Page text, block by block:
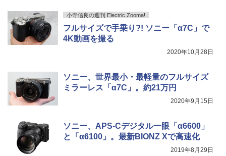
小寺信良の週刊 Electric Zooma!
フルサイズで手乗り?! ソニー「α7C」で
4K動画を撮る
2020年10月28日
ソニー、世界最小・最軽量のフルサイズ
ミラーレス「α7C」。約21万円
2020年9月15日
ソニー、APS-Cデジタル一眼「α6600」
と「α6100」。最新BIONZ Xで高速化
2019年8月29日